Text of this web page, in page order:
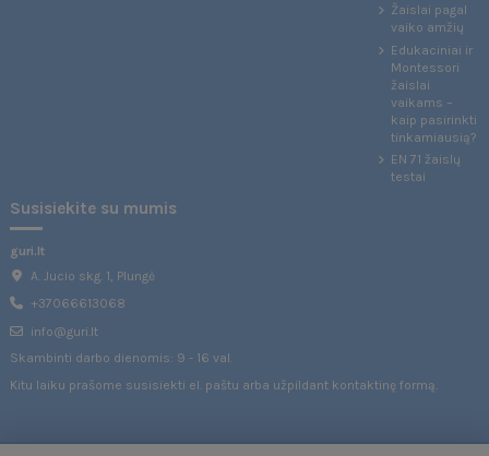
Žaislai pagal
vaiko amžių
Edukaciniai ir
Montessori
žaislai
vaikams –
kaip pasirinkti
tinkamiausią?
EN 71 žaislų
testai
Susisiekite su mumis
guri.lt
A. Jucio skg. 1, Plungė
+37066613068
info@guri.lt
Skambinti darbo dienomis: 9 - 16 val.
Kitu laiku prašome susisiekti el. paštu arba užpildant kontaktinę formą.